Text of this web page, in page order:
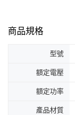
商品規格
型號
額定電壓
額定功率
產品材質